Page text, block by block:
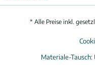
* Alle Preise inkl.
Materiale-